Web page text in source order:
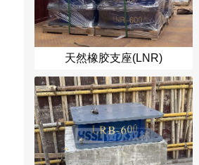
天然橡胶支座(LNR)